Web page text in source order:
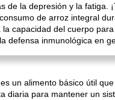
de la depresión y la fatiga.
de arroz integral
la capacidad del cuerpo
defensa inmunológica en
un alimento básico útil
diaria para mantener un